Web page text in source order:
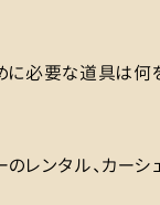
に必要な道具は何
のレンタル、カーシ